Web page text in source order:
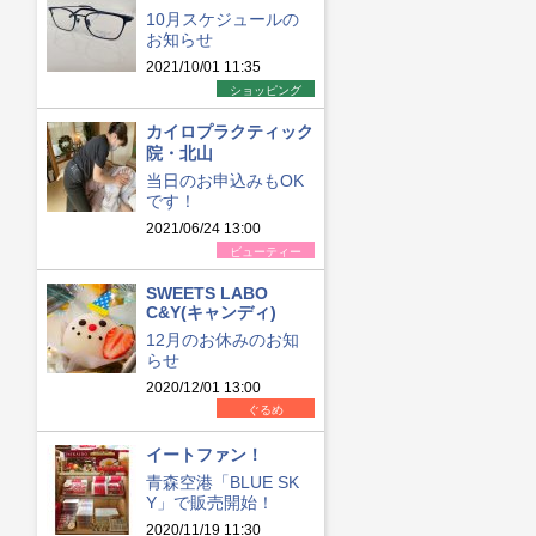
10月スケジュールの
お知らせ
2021/10/01 11:35
ショッピング
カイロプラクティック
院・北山
当日のお申込みもOK
です！
2021/06/24 13:00
ビューティー
SWEETS LABO
C&Y(キャンディ)
12月のお休みのお知
らせ
2020/12/01 13:00
ぐるめ
イートファン！
青森空港「BLUE SK
Y」で販売開始！
2020/11/19 11:30